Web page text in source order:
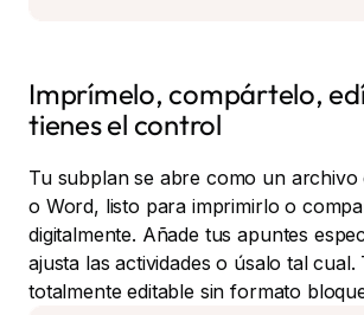
Imprímelo, compártelo,
tienes el control
Tu subplan se abre como un archivo
o Word, listo para imprimirlo o
digitalmente. Añade tus apuntes
ajusta las actividades o úsalo tal cual.
totalmente editable sin formato